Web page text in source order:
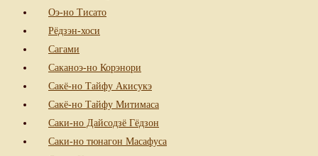
Оэ-но Тисато
Рёдзэн-хоси
Сагами
Саканоэ-но Корэнори
Сакё-но Тайфу Акисукэ
Сакё-но Тайфу Митимаса
Саки-но Дайсодзё Гёдзон
Саки-но тюнагон Масафуса